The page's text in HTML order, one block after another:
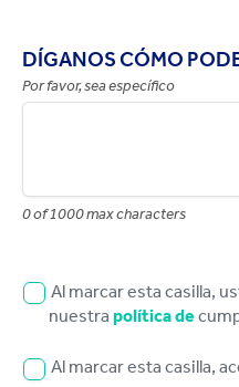
DÍGANOS CÓMO
Por favor, sea específico
0 of 1000 max characters
Al marcar esta casilla,
nuestra política de
Al marcar esta casilla,